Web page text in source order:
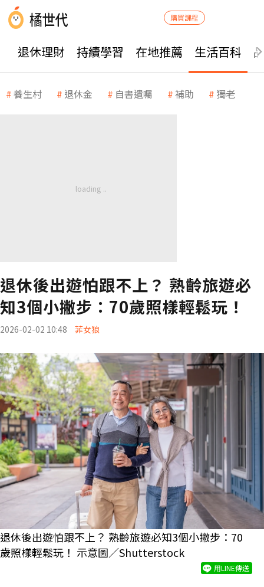
購買課程
退休理財 持續學習 在地推薦 生活百科
養生村 退休金 自書遺囑 補助 獨老
退休後出遊怕跟不上？ 熟齡旅遊必
知3個小撇步：70歲照樣輕鬆玩！
2026-02-02 10:48 菲女狼
退休後出遊怕跟不上？ 熟齡旅遊必知3個小撇步：70
歲照樣輕鬆玩！ 示意圖／Shutterstock
用LINE傳送